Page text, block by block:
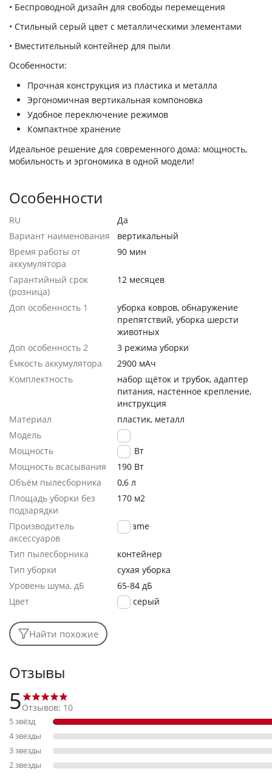
• Беспроводной дизайн для свободы перемещения
• Стильный серый цвет с металлическими элементами
• Вместительный контейнер для пыли
Особенности:
Прочная конструкция из пластика и металла
Эргономичная вертикальная компоновка
Удобное переключение режимов
Компактное хранение
Идеальное решение для современного дома: мощность,
мобильность и эргономика в одной модели!
Особенности
RU
Да
Вариант наименования
вертикальный
Время работы от
аккумулятора
90 мин
Гарантийный срок
(розница)
12 месяцев
Доп особенность 1
уборка ковров, обнаружение
препятствий, уборка шерсти
животных
Доп особенность 2
3 режима уборки
Ёмкость аккумулятора
2900 мАч
Комплектность
набор щёток и трубок, адаптер
питания, настенное крепление,
инструкция
Материал
пластик, металл
Модель
T30
Мощность
550 Вт
Мощность всасывания
190 Вт
Объём пылесборника
0,6 л
Площадь уборки без
подзарядки
170 м2
Производитель
аксессуаров
Dreame
Тип пылесборника
контейнер
Тип уборки
сухая уборка
Уровень шума, дБ
65-84 дБ
Цвет
серый
Найти похожие
Отзывы
5Отзывов: 10
5 звёзд
4 звезды
3 звезды
2 звезды